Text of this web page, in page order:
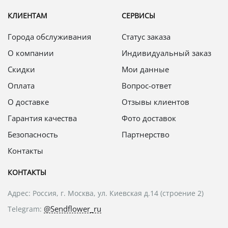
КЛИЕНТАМ
Города обслуживания
О компании
Скидки
Оплата
О доставке
Гарантия качества
Безопасность
Контакты
СЕРВИСЫ
Статус заказа
Индивидуальный заказ
Мои данные
Вопрос-ответ
Отзывы клиентов
Фото доставок
Партнерство
КОНТАКТЫ
Адрес: Россия, г. Москва, ул. Киевская д.14 (строение 2)
Telegram: @Sendflower_ru